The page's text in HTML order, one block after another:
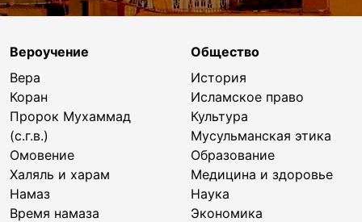
Вероучение
Вера
Коран
Пророк Мухаммад
(с.г.в.)
Омовение
Халяль и харам
Намаз
Время намаза
Общество
История
Исламское право
Культура
Мусульманская этика
Образование
Медицина и здоровье
Наука
Экономика